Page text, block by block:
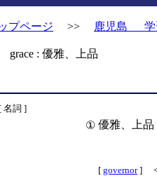
プページ >> 鹿児島
: 優雅、上品
[ 名詞 ]
① 優雅、上品
[ governor]